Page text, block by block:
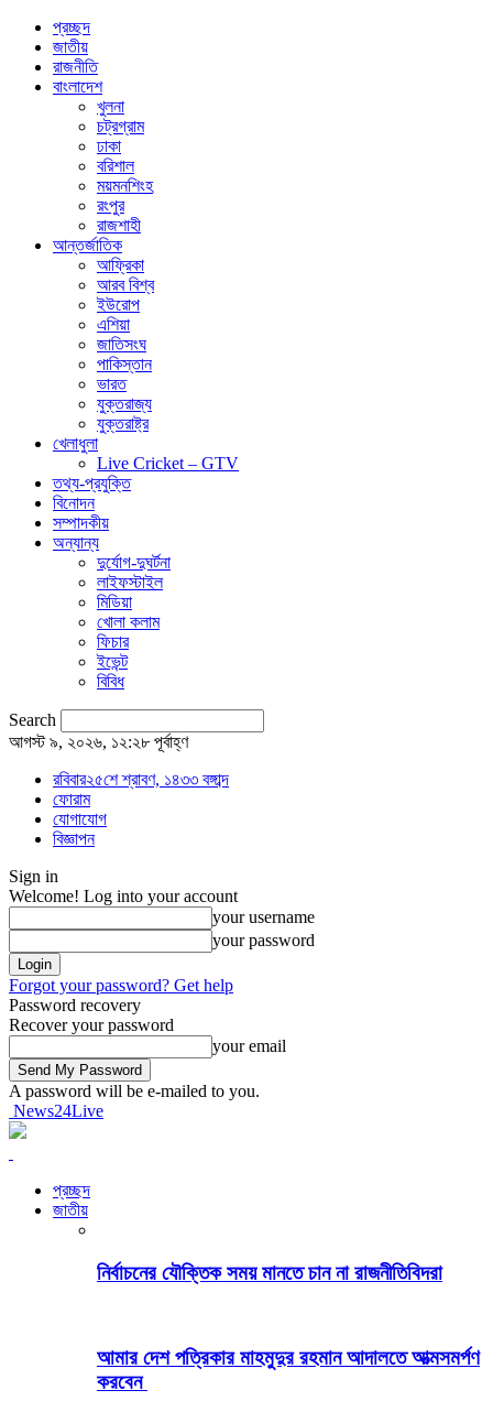
প্রচ্ছদ
জাতীয়
রাজনীতি
বাংলাদেশ
খুলনা
চট্রগ্রাম
ঢাকা
বরিশাল
ময়মনশিংহ
রংপুর
রাজশাহী
আন্তর্জাতিক
আফ্রিকা
আরব বিশ্ব
ইউরোপ
এশিয়া
জাতিসংঘ
পাকিস্তান
ভারত
যুক্তরাজ্য
যুক্তরাষ্ট্র
খেলাধুলা
Live Cricket – GTV
তথ্য-প্রযুক্তি
বিনোদন
সম্পাদকীয়
অন্যান্য
দুর্যোগ-দুঘর্টনা
লাইফস্টাইল
মিডিয়া
খোলা কলাম
ফিচার
ইভেন্ট
বিবিধ
Search
আগস্ট ৯, ২০২৬, ১২:২৮ পূর্বাহ্ণ
রবিবার২৫শে শ্রাবণ, ১৪৩৩ বঙ্গাব্দ
ফোরাম
যোগাযোগ
বিজ্ঞাপন
Sign in
Welcome! Log into your account
your username
your password
Forgot your password? Get help
Password recovery
Recover your password
your email
A password will be e-mailed to you.
News24Live
প্রচ্ছদ
জাতীয়
নির্বাচনের যৌক্তিক সময় মানতে চান না রাজনীতিবিদরা
আমার দেশ পত্রিকার মাহমুদুর রহমান আদালতে আত্মসমর্পণ
করবেন